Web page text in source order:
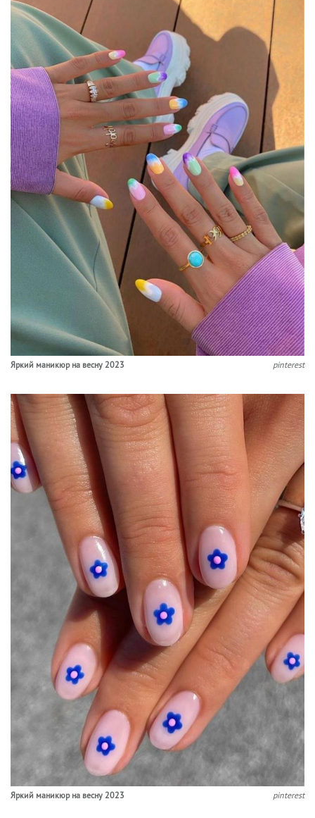
Яркий маникюр на весну 2023 pinterest
Яркий маникюр на весну 2023 pinterest